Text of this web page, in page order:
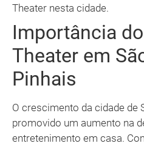
Theater nesta cidade.
Importância
Theater em
Pinhais
O crescimento da cidade de
promovido um aumento na
entretenimento em casa.